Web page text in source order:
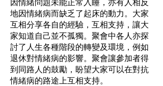
地因情緒病而缺乏了起床的動力。大家
互相分享各自的經驗，互相支持，讓大
家知道自己並不孤獨。聚會中各人亦探
討了人生各種階段的轉變及環境，例如
退休對情緒病的影響。聚會讓參加者得
到同路人的鼓勵，盼望大家可以在對抗
情緒病的路途上互相支持。